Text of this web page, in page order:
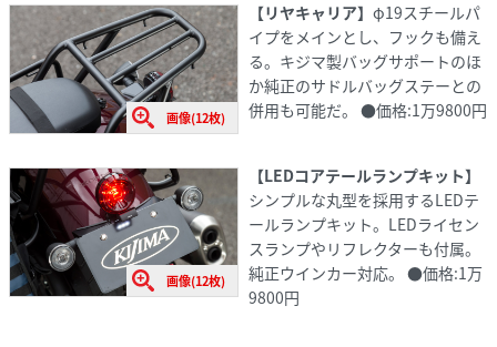
画像(12枚)
【リヤキャリア】 φ19スチールパ
イプをメインとし、フックも備え
る。キジマ製バッグサポートのほ
か純正のサドルバッグステーとの
併用も可能だ。 ●価格:1万9800円
画像(12枚)
【LEDコアテールランプキット】
シンプルな丸型を採用するLEDテ
ールランプキット。LEDライセン
スランプやリフレクターも付属。
純正ウインカー対応。 ●価格:1万
9800円